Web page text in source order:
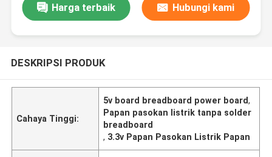
Harga terbaik Hubungi kami
DESKRIPSI PRODUK
Cahaya Tinggi:
5v board breadboard power board,
Papan pasokan listrik tanpa solder
breadboard
, 3.3v Papan Pasokan Listrik Papan